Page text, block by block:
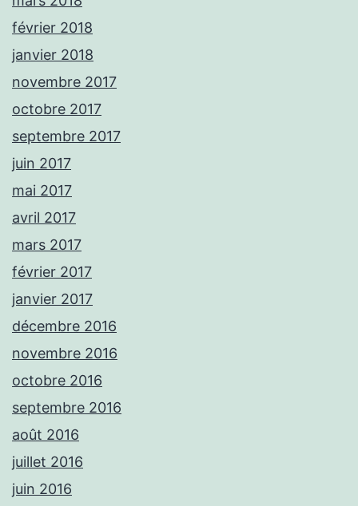
février 2018
janvier 2018
novembre 2017
octobre 2017
septembre 2017
juin 2017
mai 2017
avril 2017
mars 2017
février 2017
janvier 2017
décembre 2016
novembre 2016
octobre 2016
septembre 2016
août 2016
juillet 2016
juin 2016